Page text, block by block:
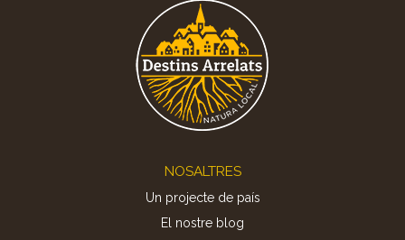
NOSALTRES
Un projecte de país
El nostre blog